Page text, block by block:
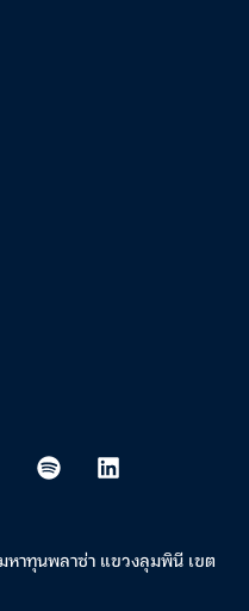
าทุนพลาซ่า แขวงลุมพินี เขต